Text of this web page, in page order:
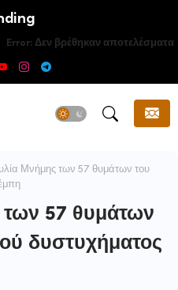
Error: Δεν βρέθηκαν αποτελέσματα
Μνήμης των 57 θυμάτων του
57 θυμάτων
δυστυχήματος